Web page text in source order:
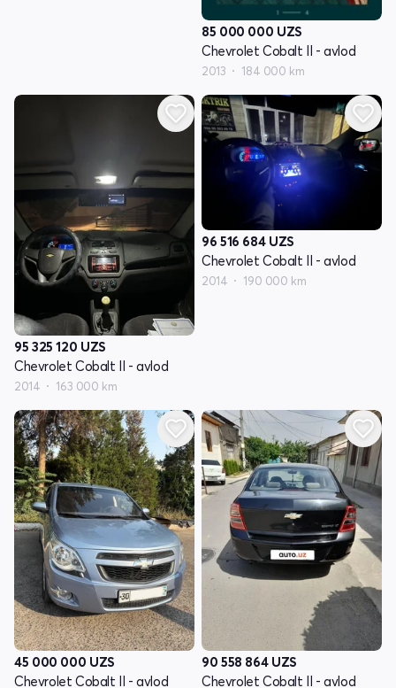
85 000 000 UZS
Chevrolet Cobalt II - avlod
2013 184 000 km
95 325 120 UZS
Chevrolet Cobalt II - avlod
2014 163 000 km
96 516 684 UZS
Chevrolet Cobalt II - avlod
2014 190 000 km
45 000 000 UZS
Chevrolet Cobalt II - avlod
90 558 864 UZS
Chevrolet Cobalt II - avlod